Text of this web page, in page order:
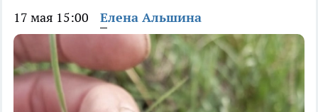
17 мая 15:00 Елена Альшина